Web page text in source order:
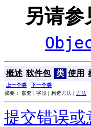
另请参
概述 软件包 类 使用
上一个类 下一个类
摘要： 嵌套 | 字段 | 构造方法 | 方法
提交错误或